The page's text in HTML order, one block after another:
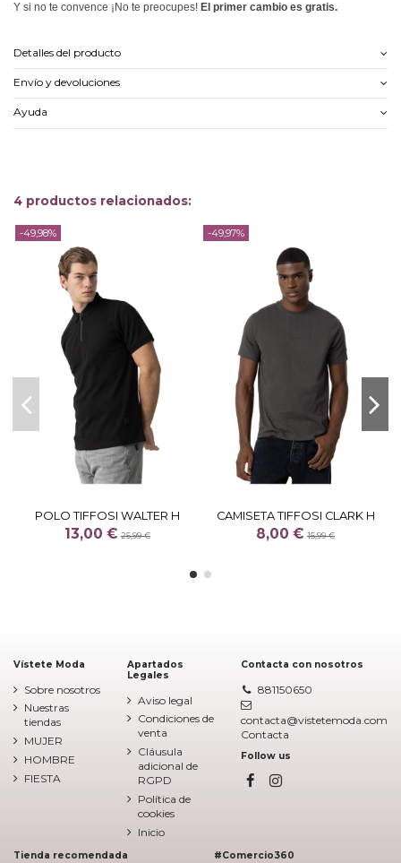
Y si no te convence ¡No te preocupes! El primer cambio es gratis.
Detalles del producto
Envío y devoluciones
Ayuda
4 productos relacionados:
-49,98%
POLO TIFFOSI WALTER H
13,00 € 25,99 €
-49,97%
CAMISETA TIFFOSI CLARK H
8,00 € 15,99 €
Vístete Moda
Sobre nosotros
Nuestras
tiendas
MUJER
HOMBRE
FIESTA
Apartados
Legales
Aviso legal
Condiciones de
venta
Cláusula
adicional de
RGPD
Política de
cookies
Inicio
Contacta con nosotros
881150650
contacta@vistetemoda.com
Contacta
Follow us
Tienda recomendada #Comercio360